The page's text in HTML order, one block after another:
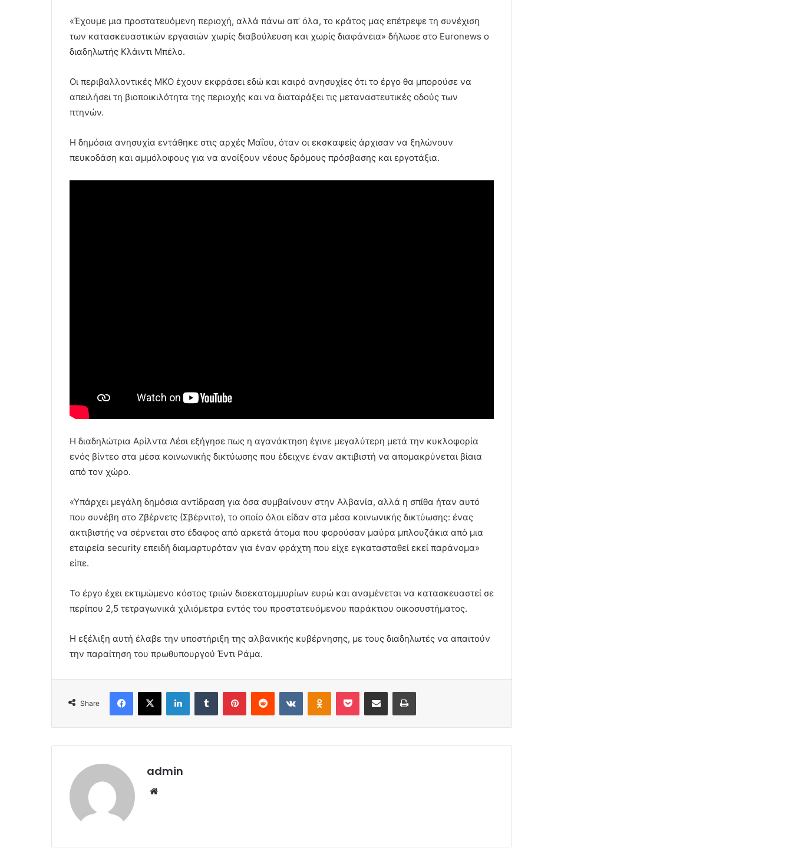
«Έχουμε μια προστατευόμενη περιοχή, αλλά πάνω απ’ όλα, το κράτος μας επέτρεψε τη συνέχιση
των κατασκευαστικών εργασιών χωρίς διαβούλευση και χωρίς διαφάνεια» δήλωσε στο Euronews ο
διαδηλωτής Κλάιντι Μπέλο.
Οι περιβαλλοντικές ΜΚΟ έχουν εκφράσει εδώ και καιρό ανησυχίες ότι το έργο θα μπορούσε να
απειλήσει τη βιοποικιλότητα της περιοχής και να διαταράξει τις μεταναστευτικές οδούς των
πτηνών.
Η δημόσια ανησυχία εντάθηκε στις αρχές Μαΐου, όταν οι εκσκαφείς άρχισαν να ξηλώνουν
πευκοδάση και αμμόλοφους για να ανοίξουν νέους δρόμους πρόσβασης και εργοτάξια.
Η διαδηλώτρια Αρίλντα Λέσι εξήγησε πως η αγανάκτηση έγινε μεγαλύτερη μετά την κυκλοφορία
ενός βίντεο στα μέσα κοινωνικής δικτύωσης που έδειχνε έναν ακτιβιστή να απομακρύνεται βίαια
από τον χώρο.
«Υπάρχει μεγάλη δημόσια αντίδραση για όσα συμβαίνουν στην Αλβανία, αλλά η σπίθα ήταν αυτό
που συνέβη στο Ζβέρνετς (Σβέρνιτσ), το οποίο όλοι είδαν στα μέσα κοινωνικής δικτύωσης: ένας
ακτιβιστής να σέρνεται στο έδαφος από αρκετά άτομα που φορούσαν μαύρα μπλουζάκια από μια
εταιρεία security επειδή διαμαρτυρόταν για έναν φράχτη που είχε εγκατασταθεί εκεί παράνομα»
είπε.
Το έργο έχει εκτιμώμενο κόστος τριών δισεκατομμυρίων ευρώ και αναμένεται να κατασκευαστεί σε
περίπου 2,5 τετραγωνικά χιλιόμετρα εντός του προστατευόμενου παράκτιου οικοσυστήματος.
Η εξέλιξη αυτή έλαβε την υποστήριξη της αλβανικής κυβέρνησης, με τους διαδηλωτές να απαιτούν
την παραίτηση του πρωθυπουργού Έντι Ράμα.
Share
Facebook
X LinkedInTumblr PinterestReddit VKontakteOdnoklassniki
Pocket Share via Email Print
admin